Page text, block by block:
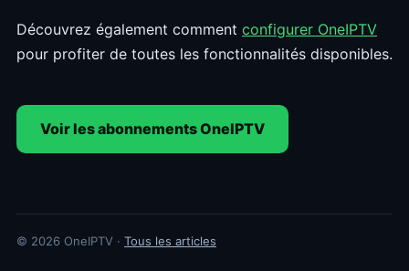
Découvrez également comment configurer OneIPTV
pour profiter de toutes les fonctionnalités disponibles.
Voir les abonnements OneIPTV
© 2026 OneIPTV · Tous les articles